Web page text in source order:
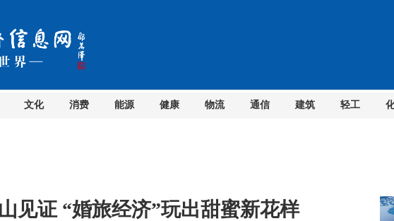
文化 消费 能源 健康 物流 通信 建筑 轻工
见证 “婚旅经济”玩出甜蜜新花样